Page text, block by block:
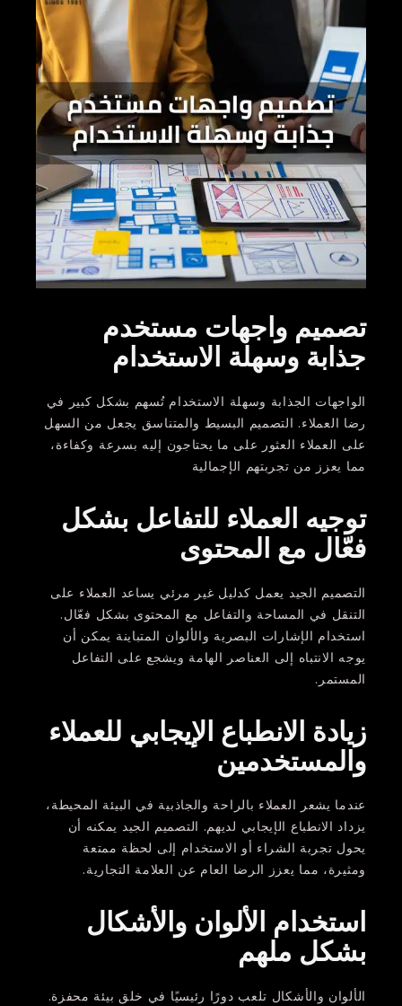
تصميم واجهات مستخدم
جذابة وسهلة الاستخدام
الواجهات الجذابة وسهلة الاستخدام تُسهم بشكل كبير في
رضا العملاء. التصميم البسيط والمتناسق يجعل من السهل
على العملاء العثور على ما يحتاجون إليه بسرعة وكفاءة،
مما يعزز من تجربتهم الإجمالية
توجيه العملاء للتفاعل بشكل
فعّال مع المحتوى
التصميم الجيد يعمل كدليل غير مرئي يساعد العملاء على
التنقل في المساحة والتفاعل مع المحتوى بشكل فعّال.
استخدام الإشارات البصرية والألوان المتباينة يمكن أن
يوجه الانتباه إلى العناصر الهامة ويشجع على التفاعل
المستمر.
زيادة الانطباع الإيجابي للعملاء
والمستخدمين
عندما يشعر العملاء بالراحة والجاذبية في البيئة المحيطة،
يزداد الانطباع الإيجابي لديهم. التصميم الجيد يمكنه أن
يحول تجربة الشراء أو الاستخدام إلى لحظة ممتعة
ومثيرة، مما يعزز الرضا العام عن العلامة التجارية.
استخدام الألوان والأشكال
بشكل ملهم
الألوان والأشكال تلعب دورًا رئيسيًا في خلق بيئة محفزة.